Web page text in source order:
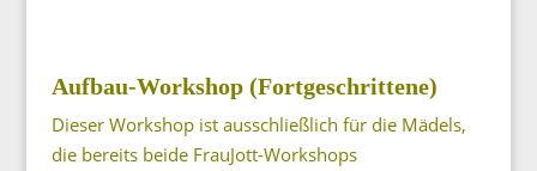
Aufbau-Workshop (Fortgeschrittene)
Dieser Workshop ist ausschließlich für die Mädels,
die bereits beide FrauJott-Workshops